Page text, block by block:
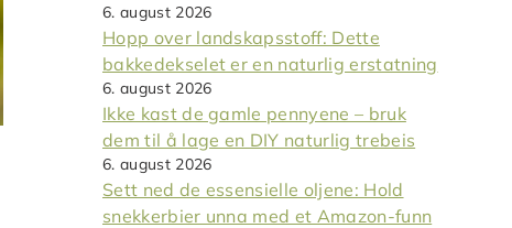
6. august 2026
Hopp over landskapsstoff: Dette
bakkedekselet er en naturlig erstatning
6. august 2026
Ikke kast de gamle pennyene – bruk
dem til å lage en DIY naturlig trebeis
6. august 2026
Sett ned de essensielle oljene: Hold
snekkerbier unna med et Amazon-funn